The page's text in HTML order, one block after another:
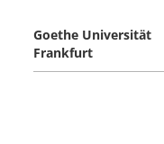
Goethe Universität
Frankfurt